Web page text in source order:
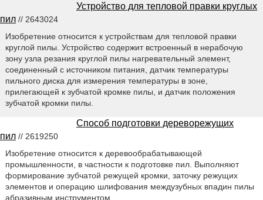
Устройство для тепловой правки круглых
пил // 2643024
Изобретение относится к устройствам для тепловой правки
круглой пилы. Устройство содержит встроенный в нерабочую
зону узла резания круглой пилы нагревательный элемент,
соединенный с источником питания, датчик температуры
пильного диска для измерения температуры в зоне,
прилегающей к зубчатой кромке пилы, и датчик положения
зубчатой кромки пилы.
Способ подготовки дереворежущих
пил // 2619250
Изобретение относится к деревообрабатывающей
промышленности, в частности к подготовке пил. Выполняют
формирование зубчатой режущей кромки, заточку режущих
элементов и операцию шлифования междузубных впадин пилы
абразивным инструментом.